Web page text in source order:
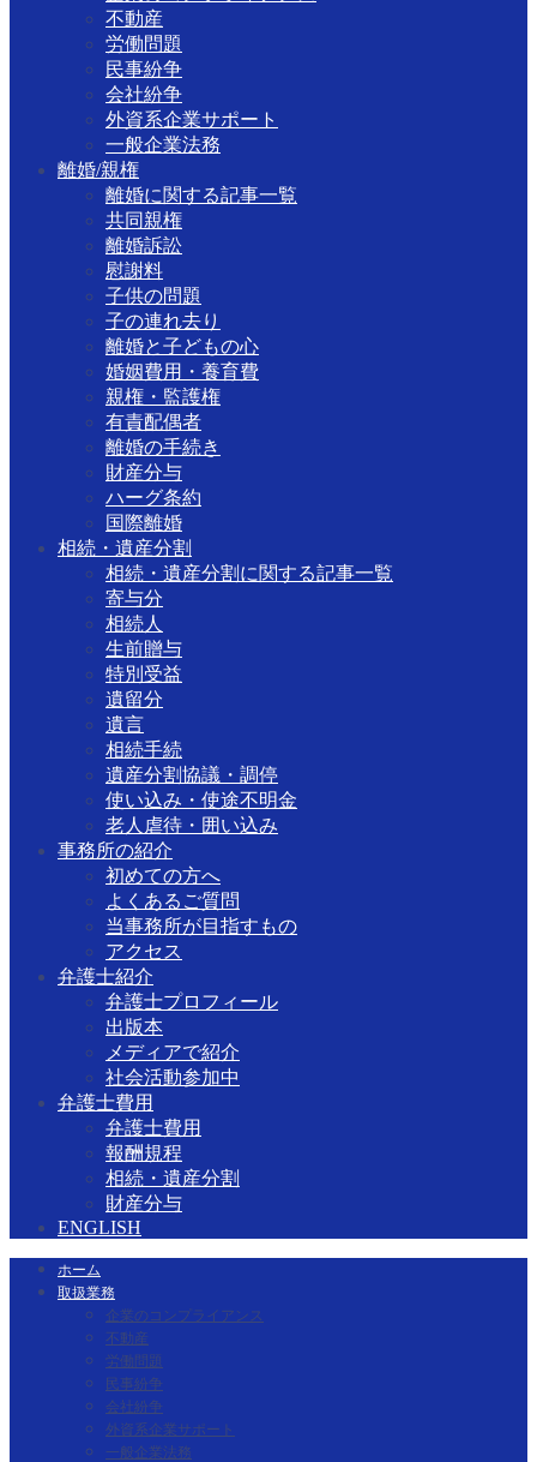
不動産
労働問題
民事紛争
会社紛争
外資系企業サポート
一般企業法務
離婚/親権
離婚に関する記事一覧
共同親権
離婚訴訟
慰謝料
子供の問題
子の連れ去り
離婚と子どもの心
婚姻費用・養育費
親権・監護権
有責配偶者
離婚の手続き
財産分与
ハーグ条約
国際離婚
相続・遺産分割
相続・遺産分割に関する記事一覧
寄与分
相続人
生前贈与
特別受益
遺留分
遺言
相続手続
遺産分割協議・調停
使い込み・使途不明金
老人虐待・囲い込み
事務所の紹介
初めての方へ
よくあるご質問
当事務所が目指すもの
アクセス
弁護士紹介
弁護士プロフィール
出版本
メディアで紹介
社会活動参加中
弁護士費用
弁護士費用
報酬規程
相続・遺産分割
財産分与
ENGLISH
ホーム
取扱業務
企業のコンプライアンス
不動産
労働問題
民事紛争
会社紛争
外資系企業サポート
一般企業法務